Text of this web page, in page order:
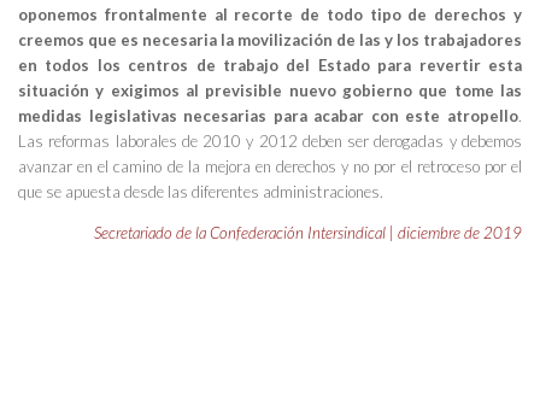
oponemos frontalmente al recorte de todo tipo de derechos y
creemos que es necesaria la movilización de las y los trabajadores
en todos los centros de trabajo del Estado para revertir esta
situación y exigimos al previsible nuevo gobierno que tome las
medidas legislativas necesarias para acabar con este atropello.
Las reformas laborales de 2010 y 2012 deben ser derogadas y debemos
avanzar en el camino de la mejora en derechos y no por el retroceso por el
que se apuesta desde las diferentes administraciones.
Secretariado de la Confederación Intersindical | diciembre de 2019